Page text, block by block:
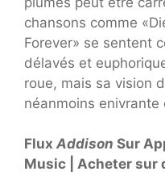
chansons comme
Forever» se sentent
délavés et
roue, mais sa vision
néanmoins enivrante
Flux Addison Sur
Music | Acheter sur